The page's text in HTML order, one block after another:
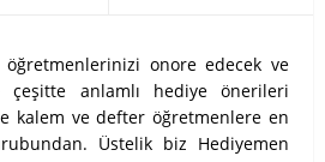
öğretmenlerinizi onore edecek ve
çeşitte anlamlı hediye önerileri
kalem ve defter öğretmenlere en
Üstelik biz Hediyemen